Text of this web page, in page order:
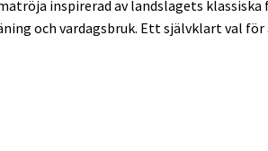
inspirerad av landslagets
och vardagsbruk. Ett självklart val